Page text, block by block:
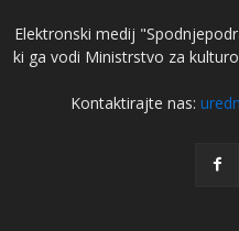
Elektronski medij
ki ga vodi Ministrstvo za
Kontaktirajte nas: